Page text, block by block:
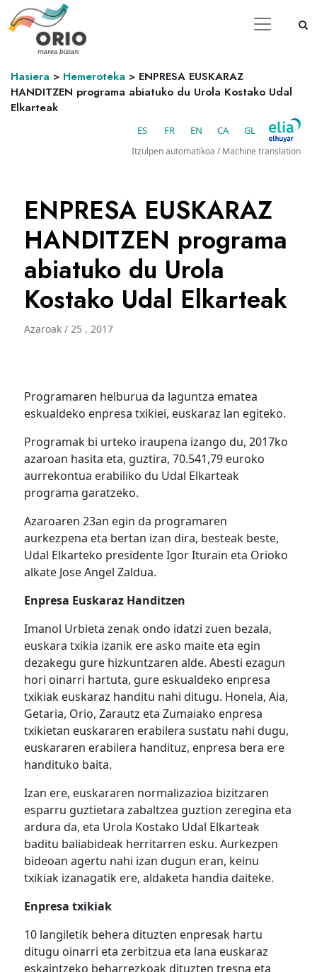
Hasiera > Hemeroteka > ENPRESA EUSKARAZ
HANDITZEN programa abiatuko du Urola Kostako Udal
Elkarteak
ES FR EN CA GL
Itzulpen automatikoa / Machine translation
ENPRESA EUSKARAZ
HANDITZEN programa
abiatuko du Urola
Kostako Udal Elkarteak
Azaroak / 25 . 2017
Programaren helburua da laguntza ematea
eskualdeko enpresa txikiei, euskaraz lan egiteko.
Programak bi urteko iraupena izango du, 2017ko
azaroan hasita eta, guztira, 70.541,79 euroko
aurrekontua erabiliko du Udal Elkarteak
programa garatzeko.
Azaroaren 23an egin da programaren
aurkezpena eta bertan izan dira, besteak beste,
Udal Elkarteko presidente Igor Iturain eta Orioko
alkate Jose Angel Zaldua.
Enpresa Euskaraz Handitzen
Imanol Urbieta zenak ondo idatzi zuen bezala,
euskara txikia izanik ere asko maite eta egin
dezakegu gure hizkuntzaren alde. Abesti ezagun
hori oinarri hartuta, gure eskualdeko enpresa
txikiak euskaraz handitu nahi ditugu. Honela, Aia,
Getaria, Orio, Zarautz eta Zumaiako enpresa
txikietan euskararen erabilera sustatu nahi dugu,
euskararen erabilera handituz, enpresa bera ere
handituko baita.
Izan ere, euskararen normalizazioa bizitzaren
esparru guztietara zabaltzea guztion zeregina eta
ardura da, eta Urola Kostako Udal Elkarteak
baditu baliabideak herritarren esku. Aurkezpen
bideoan agertu nahi izan dugun eran, keinu
txikiak izanagatik ere, aldaketa handia daiteke.
Enpresa txikiak
10 langiletik behera dituzten enpresak hartu
ditugu oinarri eta zerbitzua eta lana euskaraz
eskaintzeko beharrezkoak dituzten tresna eta